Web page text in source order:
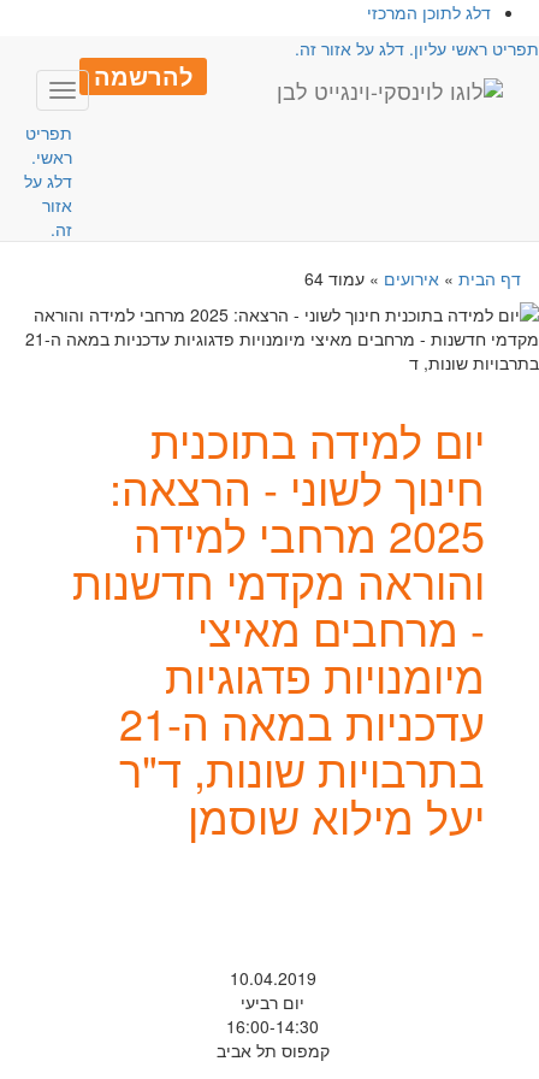
דלג לתוכן המרכזי
ראשי עליון. דלג על אזור זה.
להרשמה
Toggle
תפריט
ראשי.
דלג על
אזור
זה.
דף הבית» אירועים» עמוד 64
יום למידה בתוכנית
חינוך לשוני - הרצאה:
2025 מרחבי למידה
והוראה מקדמי חדשנות
- מרחבים מאיצי
מיומנויות פדגוגיות
עדכניות במאה ה-21
בתרבויות שונות, ד"ר
יעל מילוא שוסמן
10.04.2019
יום רביעי
16:00-14:30
קמפוס תל אביב